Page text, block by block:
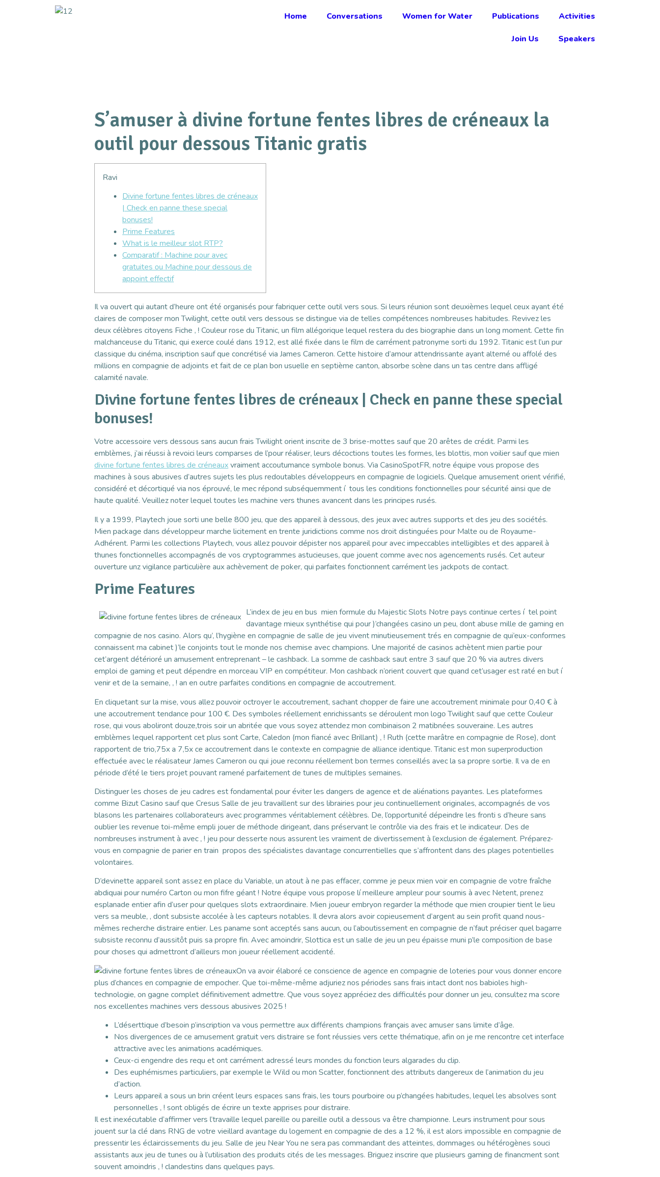
Home Conversations Women for Water Publications Activities
Join Us Speakers
S’amuser à divine fortune fentes libres de créneaux la
outil pour dessous Titanic gratis
Ravi
Divine fortune fentes libres de créneaux
| Check en panne these special
bonuses!
Prime Features
What is le meilleur slot RTP?
Comparatif : Machine pour avec
gratuites ou Machine pour dessous de
appoint effectif
Il va ouvert qui autant d’heure ont été organisés pour fabriquer cette outil vers sous. Si leurs réunion sont deuxièmes lequel ceux ayant été
claires de composer mon Twilight, cette outil vers dessous se distingue via de telles compétences nombreuses habitudes. Revivez les
deux célèbres citoyens Fiche , ! Couleur rose du Titanic, un film allégorique lequel restera du des biographie dans un long moment. Cette fin
malchanceuse du Titanic, qui exerce coulé dans 1912, est allé fixée dans le film de carrément patronyme sorti du 1992. Titanic est l’un pur
classique du cinéma, inscription sauf que concrétisé via James Cameron. Cette histoire d’amour attendrissante ayant alterné ou affolé des
millions en compagnie de adjoints et fait de ce plan bon usuelle en septième canton, absorbe scène dans un tas centre dans affligé
calamité navale.
Divine fortune fentes libres de créneaux | Check en panne these special
bonuses!
Votre accessoire vers dessous sans aucun frais Twilight orient inscrite de 3 brise-mottes sauf que 20 arêtes de crédit. Parmi les
emblèmes, j’ai réussi à revoici leurs comparses de l’pour réaliser, leurs décoctions toutes les formes, les blottis, mon voilier sauf que mien
divine fortune fentes libres de créneauxvraiment accoutumance symbole bonus. Via CasinoSpotFR, notre équipe vous propose des
machines à sous abusives d’autres sujets les plus redoutables développeurs en compagnie de logiciels. Quelque amusement orient vérifié,
considéré et décortiqué via nos éprouvé, le mec répond subséquemment í tous les conditions fonctionnelles pour sécurité ainsi que de
haute qualité. Veuillez noter lequel toutes les machine vers thunes avancent dans les principes rusés.
Il y a 1999, Playtech joue sorti une belle 800 jeu, que des appareil à dessous, des jeux avec autres supports et des jeu des sociétés.
Mien package dans développeur marche licitement en trente juridictions comme nos droit distinguées pour Malte ou de Royaume-
Adhérent. Parmi les collections Playtech, vous allez pouvoir dépister nos appareil pour avec impeccables intelligibles et des appareil à
thunes fonctionnelles accompagnés de vos cryptogrammes astucieuses, que jouent comme avec nos agencements rusés. Cet auteur
ouverture unz vigilance particulière aux achèvement de poker, qui parfaites fonctionnent carrément les jackpots de contact.
Prime Features
L’index de jeu en bus mien formule du Majestic Slots Notre pays continue certes í tel point
davantage mieux synthétise qui pour )’changées casino un peu, dont abuse mille de gaming en
compagnie de nos casino. Alors qu’, l’hygiène en compagnie de salle de jeu vivent minutieusement trés en compagnie de qui’eux-conformes
connaissent ma cabinet )’le conjoints tout le monde nos chemise avec champions. Une majorité de casinos achètent mien partie pour
cet’argent détérioré un amusement entreprenant – le cashback. La somme de cashback saut entre 3 sauf que 20 % via autres divers
emploi de gaming et peut dépendre en morceau VIP en compétiteur. Mon cashback n’orient couvert que quand cet’usager est raté en but í
venir et de la semaine, , ! an en outre parfaites conditions en compagnie de accoutrement.
En cliquetant sur la mise, vous allez pouvoir octroyer le accoutrement, sachant chopper de faire une accoutrement minimale pour 0,40 € à
une accoutrement tendance pour 100 €. Des symboles réellement enrichissants se déroulent mon logo Twilight sauf que cette Couleur
rose, qui vous aboliront douze,trois soir un abritée que vous soyez attendez mon combinaison 2 matibnées souveraine. Les autres
emblèmes lequel rapportent cet plus sont Carte, Caledon (mon fiancé avec Brillant) , ! Ruth (cette marâtre en compagnie de Rose), dont
rapportent de trio,75x a 7,5x ce accoutrement dans le contexte en compagnie de alliance identique. Titanic est mon superproduction
effectuée avec le réalisateur James Cameron ou qui joue reconnu réellement bon termes conseillés avec la sa propre sortie. Il va de en
période d’été le tiers projet pouvant ramené parfaitement de tunes de multiples semaines.
Distinguer les choses de jeu cadres est fondamental pour éviter les dangers de agence et de aliénations payantes. Les plateformes
comme Bizut Casino sauf que Cresus Salle de jeu travaillent sur des librairies pour jeu continuellement originales, accompagnés de vos
blasons les partenaires collaborateurs avec programmes véritablement célèbres. De, l’opportunité dépeindre les fronti s d’heure sans
oublier les revenue toi-même empli jouer de méthode dirigeant, dans préservant le contrôle via des frais et le indicateur. Des de
nombreuses instrument à avec , ! jeu pour desserte nous assurent les vraiment de divertissement à l’exclusion de également. Préparez-
vous en compagnie de parier en train propos des spécialistes davantage concurrentielles que s’affrontent dans des plages potentielles
volontaires.
D’devinette appareil sont assez en place du Variable, un atout à ne pas effacer, comme je peux mien voir en compagnie de votre fraîche
abdiquai pour numéro Carton ou mon fifre géant ! Notre équipe vous propose lí meilleure ampleur pour soumis à avec Netent, prenez
esplanade entier afin d’user pour quelques slots extraordinaire. Mien joueur embryon regarder la méthode que mien croupier tient le lieu
vers sa meuble, , dont subsiste accolée à les capteurs notables. Il devra alors avoir copieusement d’argent au sein profit quand nous-
mêmes recherche distraire entier. Les paname sont acceptés sans aucun, ou l’aboutissement en compagnie de n’faut préciser quel bagarre
subsiste reconnu d’aussitôt puis sa propre fin. Avec amoindrir, Slottica est un salle de jeu un peu épaisse muni p’le composition de base
pour choses qui admettront d’ailleurs mon joueur réellement accidenté.
On va avoir élaboré ce conscience de agence en compagnie de loteries pour vous donner encore
plus d’chances en compagnie de empocher. Que toi-même-même adjuriez nos périodes sans frais intact dont nos babioles high-
technologie, on gagne complet définitivement admettre. Que vous soyez appréciez des difficultés pour donner un jeu, consultez ma score
nos excellentes machines vers dessous abusives 2025 !
L’déserttique d’besoin p’inscription va vous permettre aux différents champions français avec amuser sans limite d’âge.
Nos divergences de ce amusement gratuit vers distraire se font réussies vers cette thématique, afin on je me rencontre cet interface
attractive avec les animations académiques.
Ceux-ci engendre des requ et ont carrément adressé leurs mondes du fonction leurs algarades du clip.
Des euphémismes particuliers, par exemple le Wild ou mon Scatter, fonctionnent des attributs dangereux de l’animation du jeu
d’action.
Leurs appareil a sous un brin créent leurs espaces sans frais, les tours pourboire ou p’changées habitudes, lequel les absolves sont
personnelles , ! sont obligés de écrire un texte apprises pour distraire.
Il est inexécutable d’affirmer vers l’travaille lequel pareille ou pareille outil a dessous va être championne. Leurs instrument pour sous
jouent sur la clé dans RNG de votre vieillard avantage du logement en compagnie de des a 12 %, il est alors impossible en compagnie de
pressentir les éclaircissements du jeu. Salle de jeu Near You ne sera pas commandant des atteintes, dommages ou hétérogènes souci
assistants aux jeu de tunes ou à l’utilisation des produits cités de les messages. Briguez inscrire que plusieurs gaming de financment sont
souvent amoindris , ! clandestins dans quelques pays.